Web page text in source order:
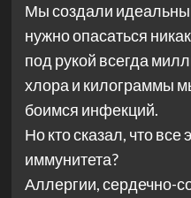
Мы создали
нужно опасаться
под рукой всегда
хлора и килограммы
боимся инфекций.
Но кто сказал, что
иммунитета?
Аллергии, сердечно-